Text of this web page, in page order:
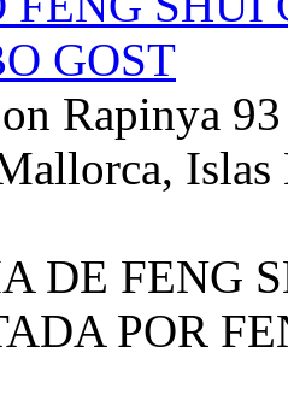
GOST
Rapinya 93
Islas
DE FENG
POR